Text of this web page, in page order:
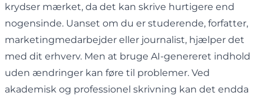
krydser mærket, da det kan skrive hurtigere end
nogensinde. Uanset om du er studerende, forfatter,
marketingmedarbejder eller journalist, hjælper det
med dit erhverv. Men at bruge AI-genereret indhold
uden ændringer kan føre til problemer. Ved
akademisk og professionel skrivning kan det endda